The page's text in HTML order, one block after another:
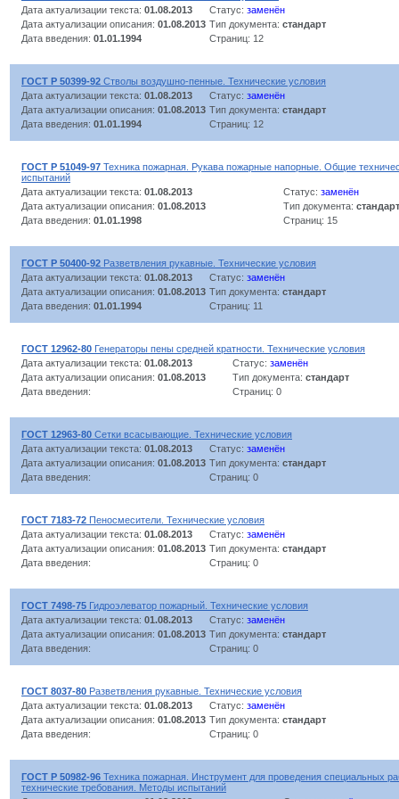
Дата актуализации текста: 01.08.2013 Статус: заменён
Дата актуализации описания: 01.08.2013 Тип документа: стандарт
Дата введения: 01.01.1994 Страниц: 12
ГОСТ Р 50399-92 Стволы воздушно-пенные. Технические условия
Дата актуализации текста: 01.08.2013 Статус: заменён
Дата актуализации описания: 01.08.2013 Тип документа: стандарт
Дата введения: 01.01.1994 Страниц: 12
ГОСТ Р 51049-97 Техника пожарная. Рукава пожарные напорные. Общие
испытаний
Дата актуализации текста: 01.08.2013 Статус: заменён
Дата актуализации описания: 01.08.2013 Тип документа: стандарт
Дата введения: 01.01.1998 Страниц: 15
ГОСТ Р 50400-92 Разветвления рукавные. Технические условия
Дата актуализации текста: 01.08.2013 Статус: заменён
Дата актуализации описания: 01.08.2013 Тип документа: стандарт
Дата введения: 01.01.1994 Страниц: 11
ГОСТ 12962-80 Генераторы пены средней кратности. Технические условия
Дата актуализации текста: 01.08.2013 Статус: заменён
Дата актуализации описания: 01.08.2013 Тип документа: стандарт
Дата введения:
Страниц: 0
ГОСТ 12963-80 Сетки всасывающие. Технические условия
Дата актуализации текста: 01.08.2013 Статус: заменён
Дата актуализации описания: 01.08.2013 Тип документа: стандарт
Дата введения:
Страниц: 0
ГОСТ 7183-72 Пеносмесители. Технические условия
Дата актуализации текста: 01.08.2013 Статус: заменён
Дата актуализации описания: 01.08.2013 Тип документа: стандарт
Дата введения:
Страниц: 0
ГОСТ 7498-75 Гидроэлеватор пожарный. Технические условия
Дата актуализации текста: 01.08.2013 Статус: заменён
Дата актуализации описания: 01.08.2013 Тип документа: стандарт
Дата введения:
Страниц: 0
ГОСТ 8037-80 Разветвления рукавные. Технические условия
Дата актуализации текста: 01.08.2013 Статус: заменён
Дата актуализации описания: 01.08.2013 Тип документа: стандарт
Дата введения:
Страниц: 0
ГОСТ Р 50982-96 Техника пожарная. Инструмент для проведения специальных
технические требования. Методы испытаний